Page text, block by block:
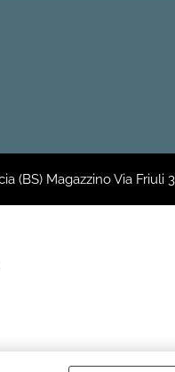
Magazzino Via Friuli